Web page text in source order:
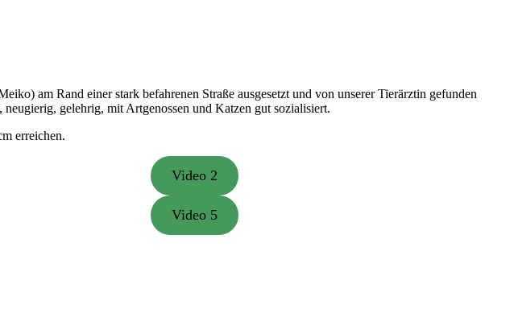
am Rand einer stark befahrenen Straße ausgesetzt und von unserer Tierärztin gefunden
gelehrig, mit Artgenossen und Katzen gut sozialisiert.
erreichen.
Video 2
Video 5